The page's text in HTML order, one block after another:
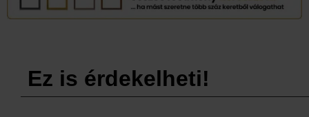
Ez is érdekelheti!